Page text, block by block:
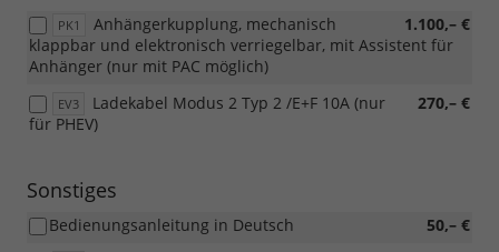
PK1 1.100,– €
Anhängerkupplung, mechanisch
klappbar und elektronisch verriegelbar, mit Assistent für
Anhänger (nur mit PAC möglich)
EV3 270,– €
Ladekabel Modus 2 Typ 2 /E+F 10A (nur
für PHEV)
Sonstiges
50,– €
Bedienungsanleitung in Deutsch